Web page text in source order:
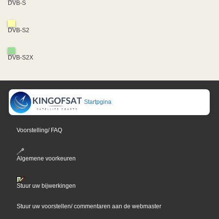
DVB-S
DVB-S2
DVB-S2X
Startpgina
Voorstelling/ FAQ
Algemene voorkeuren
Stuur uw bijwerkingen
Stuur uw voorstellen/ commentaren aan de webmaster